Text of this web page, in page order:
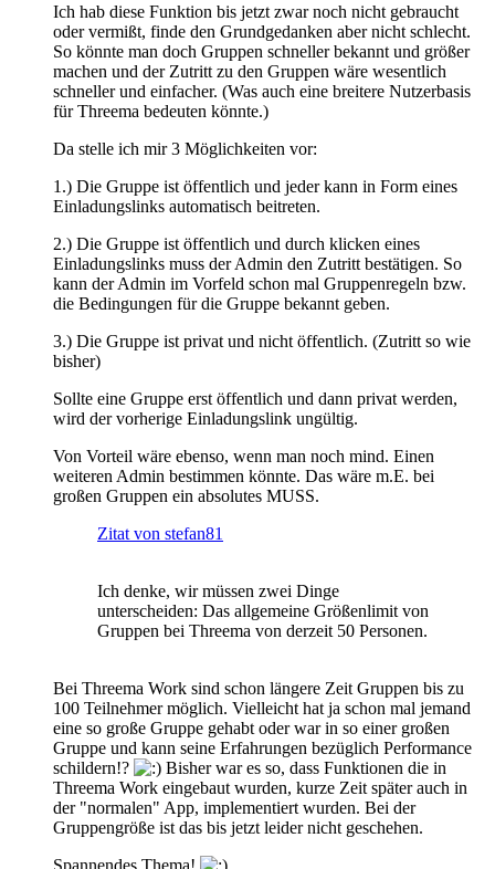
Ich hab diese Funktion bis jetzt zwar noch nicht gebraucht
oder vermißt, finde den Grundgedanken aber nicht schlecht.
So könnte man doch Gruppen schneller bekannt und größer
machen und der Zutritt zu den Gruppen wäre wesentlich
schneller und einfacher. (Was auch eine breitere Nutzerbasis
für Threema bedeuten könnte.)
Da stelle ich mir 3 Möglichkeiten vor:
1.) Die Gruppe ist öffentlich und jeder kann in Form eines
Einladungslinks automatisch beitreten.
2.) Die Gruppe ist öffentlich und durch klicken eines
Einladungslinks muss der Admin den Zutritt bestätigen. So
kann der Admin im Vorfeld schon mal Gruppenregeln bzw.
die Bedingungen für die Gruppe bekannt geben.
3.) Die Gruppe ist privat und nicht öffentlich. (Zutritt so wie
bisher)
Sollte eine Gruppe erst öffentlich und dann privat werden,
wird der vorherige Einladungslink ungültig.
Von Vorteil wäre ebenso, wenn man noch mind. Einen
weiteren Admin bestimmen könnte. Das wäre m.E. bei
großen Gruppen ein absolutes MUSS.
Zitat von stefan81
Ich denke, wir müssen zwei Dinge
unterscheiden: Das allgemeine Größenlimit von
Gruppen bei Threema von derzeit 50 Personen.
Bei Threema Work sind schon längere Zeit Gruppen bis zu
100 Teilnehmer möglich. Vielleicht hat ja schon mal jemand
eine so große Gruppe gehabt oder war in so einer großen
Gruppe und kann seine Erfahrungen bezüglich Performance
schildern!?
Bisher war es so, dass Funktionen die in
Threema Work eingebaut wurden, kurze Zeit später auch in
der "normalen" App, implementiert wurden. Bei der
Gruppengröße ist das bis jetzt leider nicht geschehen.
Spannendes Thema!